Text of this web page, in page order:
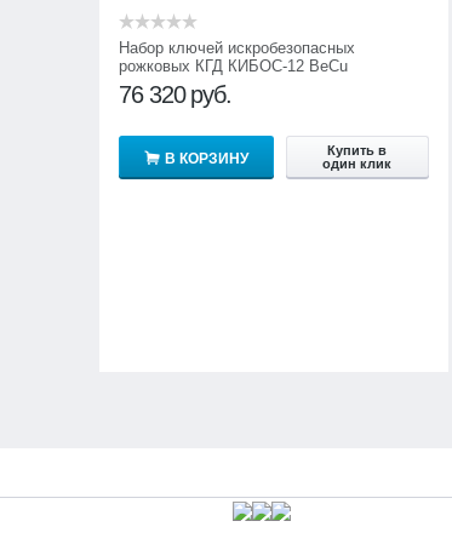
Набор ключей искробезопасных
рожковых КГД КИБОС-12 BeCu
76 320 руб.
В КОРЗИНУ
Купить в
один клик